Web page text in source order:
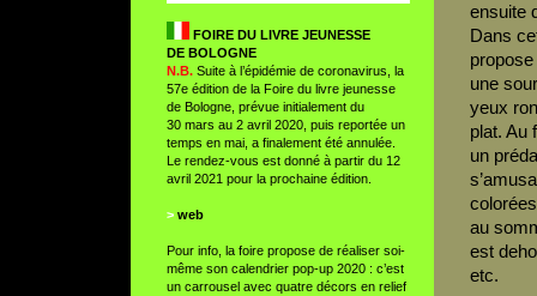
FOIRE DU LIVRE JEUNESSE
DE BOLOGNE
N.B.Suite à l’épidémie de coronavirus, la
57e édition de la Foire du livre jeunesse
de Bologne, prévue initialement du
30 mars au 2 avril 2020, puis reportée un
temps en mai, a finalement été annulée.
Le rendez-vous est donné à partir du 12
avril 2021 pour la prochaine édition.
> web
Pour info, la foire propose de réaliser soi-
même son calendrier pop-up 2020 : c’est
un carrousel avec quatre décors en relief
ensuite
Dans
une
yeux
plat. Au
un
au
est
etc.